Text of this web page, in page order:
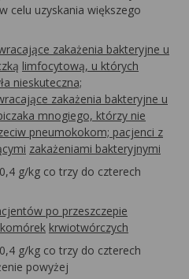
celu uzyskania większego
zakażenia bakteryjne u
limfocytową, u których
nieskuteczna;
zakażenia bakteryjne u
mnogiego, którzy nie
pneumokokom; pacjenci z
zakażeniami bakteryjnymi
g/kg co trzy do czterech
po przeszczepie
krwiotwórczych
g/kg co trzy do czterech
powyżej